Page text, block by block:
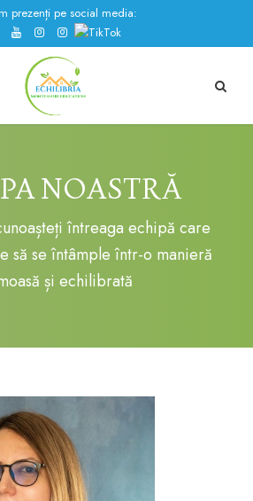
prezenți pe social media:
NOASTRĂ
întreaga echipă care
să se întâmple într-o manieră
și echilibrată